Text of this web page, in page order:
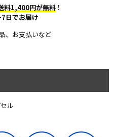
料1,400円が無料 ！
日でお届け
、お支払いなど
ル